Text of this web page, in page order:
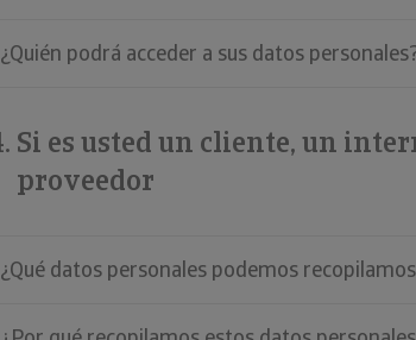
¿Quién podrá acceder a sus datos
Si es usted un cliente, un
proveedor
¿Qué datos personales podemos